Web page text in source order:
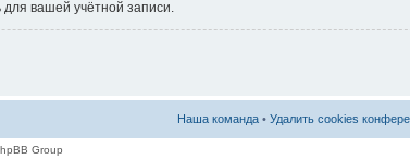
вашей учётной записи.
Наша команда • Удалить cookies
Group